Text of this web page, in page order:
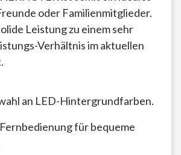
oder Familienmitglieder.
Leistung zu einem sehr
Verhältnis im aktuellen
an LED-Hintergrundfarben.
für bequeme